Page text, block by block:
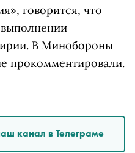
говорится, что
В Минобороны
прокомментировали.
канал в Телеграме